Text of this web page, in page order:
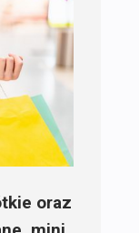
oraz